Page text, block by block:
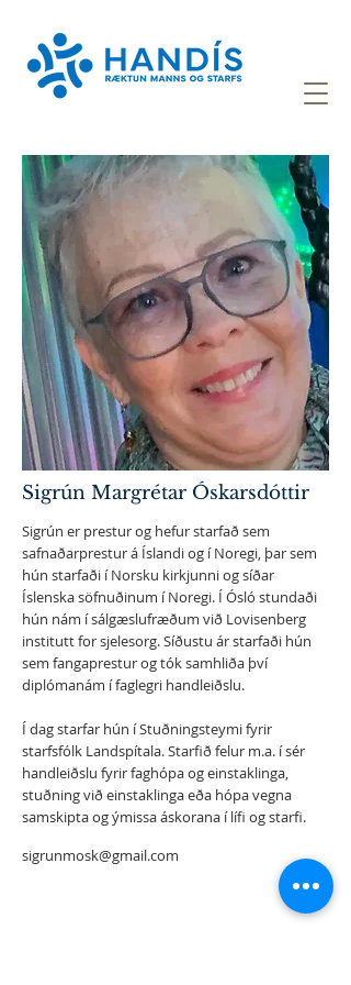
Sigrún Margrétar Óskarsdóttir
Sigrún er prestur og hefur starfað sem
safnaðarprestur á Íslandi og í Noregi, þar sem
hún starfaði í Norsku kirkjunni og síðar
Íslenska söfnuðinum í Noregi. Í Ósló stundaði
hún nám í sálgæslufræðum við Lovisenberg
institutt for sjelesorg. Síðustu ár starfaði hún
sem fangaprestur og tók samhliða því
diplómanám í faglegri handleiðslu.
Í dag starfar hún í Stuðningsteymi fyrir
starfsfólk Landspítala. Starfið felur m.a. í sér
handleiðslu fyrir faghópa og einstaklinga,
stuðning við einstaklinga eða hópa vegna
samskipta og ýmissa áskorana í lífi og starfi.
sigrunmosk@gmail.com